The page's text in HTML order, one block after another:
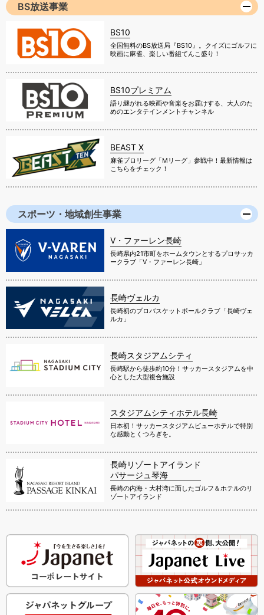
BS放送事業
BS10
全国無料のBS放送局『BS10』。クイズにゴルフに
映画に麻雀、楽しい番組てんこ盛り！
BS10プレミアム
語り継がれる映画や音楽をお届けする、大人のた
めのエンタテインメントチャンネル
BEAST X
麻雀プロリーグ「Mリーグ」参戦中！最新情報は
こちらをチェック！
スポーツ・地域創生事業
V・ファーレン長崎
長崎県内21市町をホームタウンとするプロサッカ
ークラブ「V・ファーレン長崎」
長崎ヴェルカ
長崎初のプロバスケットボールクラブ「長崎ヴェ
ルカ」
長崎スタジアムシティ
長崎駅から徒歩約10分！サッカースタジアムを中
心とした大型複合施設
スタジアムシティホテル長崎
日本初！サッカースタジアムビューホテルで特別
な感動とくつろぎを。
長崎リゾートアイランド
パサージュ琴海
長崎の内海・大村湾に面したゴルフ＆ホテルのリ
ゾートアイランド